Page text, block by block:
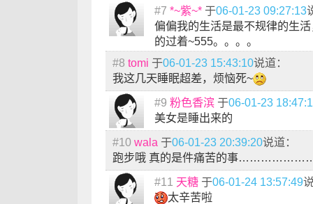
#7 *~紫~* 于06-01-23 09:27:13
偏偏我的生活是最不规律的生
的过着~555。。。。
#8 tomi 于06-01-23 15:43:10说道：
我这几天睡眠超差，烦恼死~
#9 粉色香滨 于06-01-23
美女是睡出来的
#10 wala 于06-01-23 20:39:20说道：
跑步哦 真的是件痛苦的事
#11 天糖 于06-01-24 13:57:49
太辛苦啦